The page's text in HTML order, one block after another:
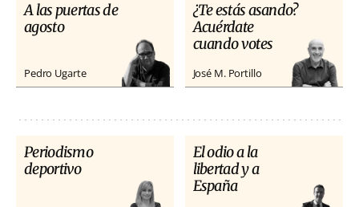
A las puertas de
agosto
Pedro Ugarte
¿Te estás asando?
Acuérdate
cuando votes
José M. Portillo
Periodismo
deportivo
El odio a la
libertad y a
España